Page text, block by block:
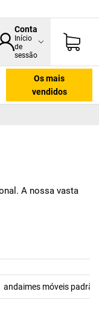
Conta
Início
de
sessão
Os mais
vendidos
A nossa vasta
andaimes móveis